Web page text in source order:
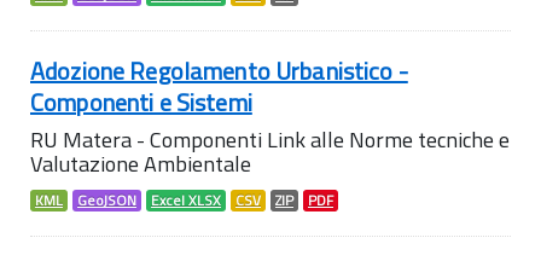
Adozione Regolamento Urbanistico -
Componenti e Sistemi
RU Matera - Componenti Link alle Norme tecniche e
Valutazione Ambientale
KML GeoJSON Excel XLSX CSV ZIP PDF